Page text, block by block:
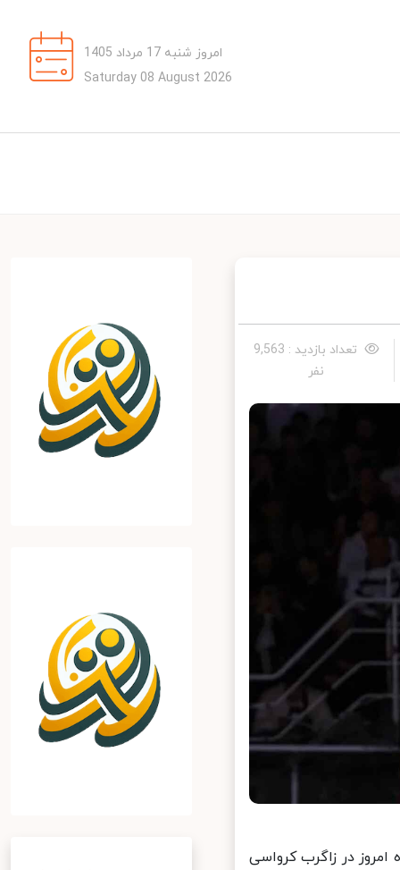
امروز شنبه 17 مرداد 1405
Saturday 08 August 2026
تعداد بازدید : 9,563
نفر
شامگاه امروز در زاگرب کرواسی